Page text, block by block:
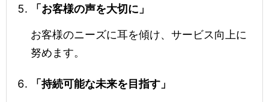
「お客様の声を大切に」
お客様のニーズに耳を傾け、サービス向上に
努めます。
「持続可能な未来を目指す」